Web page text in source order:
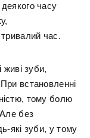
часу
час.
живі зуби,
встановленні
тому болю
без
які зуби, у тому